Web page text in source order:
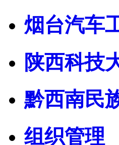
烟台汽车
陕西科技
黔西南民
组织管理